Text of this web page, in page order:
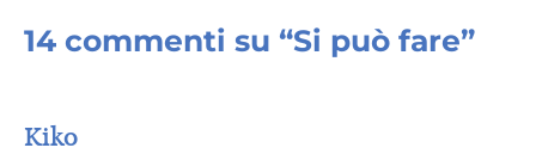
14 commenti su “Si può fare”
Kiko